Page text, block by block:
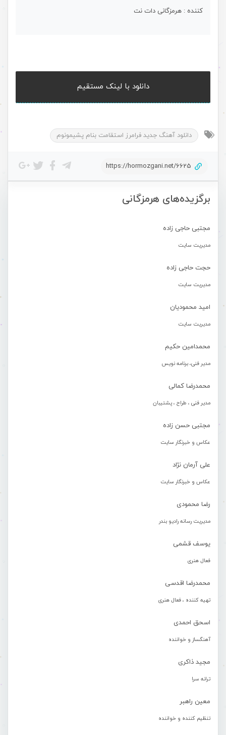
برگزیده‌های هرمزگانی
مجتبی حاجی زاده
مدیریت سایت
حجت حاجی زاده
مدیریت سایت
امید محمودیان
مدیریت سایت
محمدامین حکیم
مدیر فنی، برنامه نویس
محمدرضا کمالی
مدیر فنی ، طراح ، پشتیبان
مجتبی حسن زاده
عکاس و خبرنگار سایت
علی آرمان نژاد
عکاس و خبرنگار سایت
رضا محمودی
مدیریت رسانه رادیو بندر
یوسف قشمی
فعال هنری
محمدرضا اقدسی
تهیه کننده ، فعال هنری
اسحق احمدی
آهنگساز و خواننده
مجید ذاکری
ترانه سرا
معین راهبر
تنظیم کننده و خواننده
کننده : هرمزگانی دات نت
دانلود با لینک مستقیم
دانلود آهنگ جدید فرامرز استقامت بنام پشیمونوم
https://hormozgani.net/6625